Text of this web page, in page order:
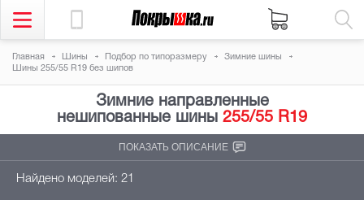
Главная Шины Подбор по типоразмеру
Зимние шины
Шины 255/55 R19 без шипов
Зимние направленные
нешипованные шины 255/55 R19
ПОКАЗАТЬ ОПИСАНИЕ
Найдено моделей: 21